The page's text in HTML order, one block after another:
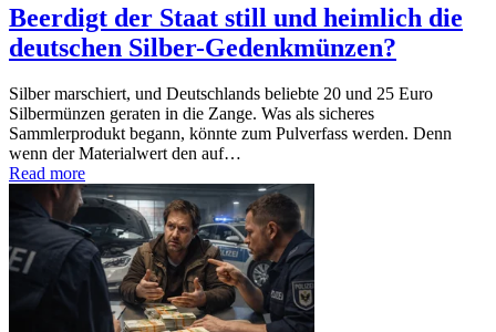
Beerdigt der Staat still und heimlich die
deutschen Silber-Gedenkmünzen?
Silber marschiert, und Deutschlands beliebte 20 und 25 Euro
Silbermünzen geraten in die Zange. Was als sicheres
Sammlerprodukt begann, könnte zum Pulverfass werden. Denn
wenn der Materialwert den auf…
Read more